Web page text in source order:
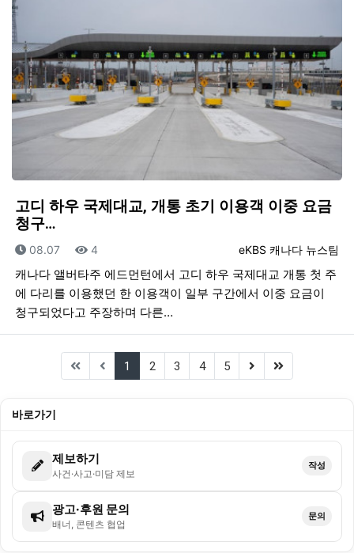
고디 하우 국제대교, 개통 초기 이용객 이중 요금
청구…
등록자
eKBS 캐나다 뉴스팀
등록일
08.07 조회
4
캐나다 앨버타주 에드먼턴에서 고디 하우 국제대교 개통 첫 주
에 다리를 이용했던 한 이용객이 일부 구간에서 이중 요금이
청구되었다고 주장하며 다른…
1 (current)
2 3 4 5 (next)(last)
바로가기
제보하기
사건·사고·미담 제보
작성
광고·후원 문의
배너, 콘텐츠 협업
문의